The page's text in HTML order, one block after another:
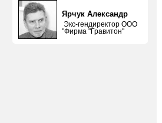
Ярчук Александр
Экс-гендиректор ООО
"Фирма "Гравитон"